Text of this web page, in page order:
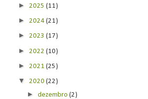
► 2025(11)
► 2024(21)
► 2023(17)
► 2022(10)
► 2021(25)
▼ 2020(22)
►dezembro(2)